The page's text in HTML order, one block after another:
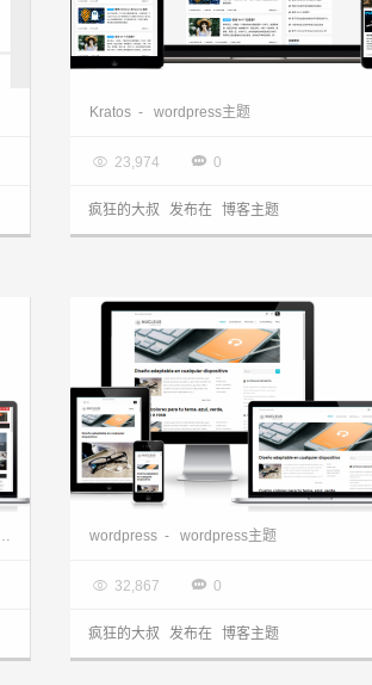
Kratos - wordpress主题
 23,974  0
疯狂的大叔 发布在 博客主题
wordpress - wordpress主题
 32,867  0
疯狂的大叔 发布在 博客主题